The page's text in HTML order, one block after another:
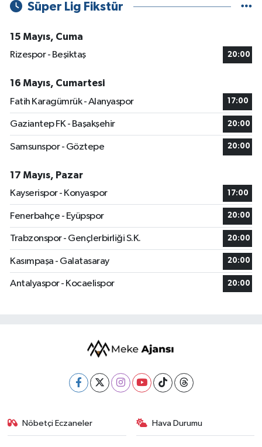
Süper Lig Fikstür
15 Mayıs, Cuma
Rizespor - Beşiktaş
20:00
16 Mayıs, Cumartesi
Fatih Karagümrük - Alanyaspor
17:00
Gaziantep FK - Başakşehir 20:00
Samsunspor - Göztepe 20:00
17 Mayıs, Pazar
Kayserispor - Konyaspor
17:00
Fenerbahçe - Eyüpspor 20:00
Trabzonspor - Gençlerbirliği S.K. 20:00
Kasımpaşa - Galatasaray 20:00
Antalyaspor - Kocaelispor 20:00
Nöbetçi Eczaneler Hava Durumu